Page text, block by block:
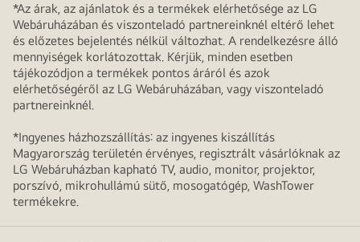
*Az árak, az ajánlatok és a termékek elérhetősége az LG
Webáruházában és viszonteladó partnereinknél eltérő lehet
és előzetes bejelentés nélkül változhat. A rendelkezésre álló
mennyiségek korlátozottak. Kérjük, minden esetben
tájékozódjon a termékek pontos áráról és azok
elérhetőségéről az LG Webáruházában, vagy viszonteladó
partnereinknél.
*Ingyenes házhozszállítás: az ingyenes kiszállítás
Magyarország területén érvényes, regisztrált vásárlóknak az
LG Webáruházban kapható TV, audio, monitor, projektor,
porszívó, mikrohullámú sütő, mosogatógép, WashTower
termékekre.